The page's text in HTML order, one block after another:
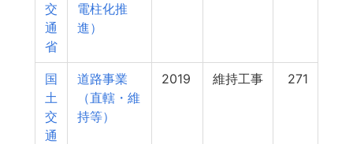
交
通
省
電柱化推
進）
国
土
交
通
道路事業
（直轄・維
持等）
2019 維持工事 271